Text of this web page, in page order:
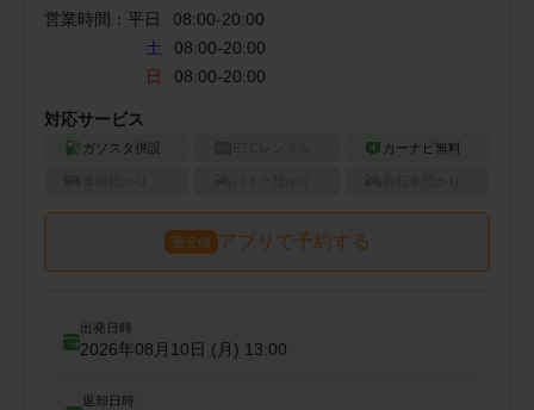
営業時間： 平日 08:00-20:00
土
08:00-20:00
日
08:00-20:00
対応サービス
ガソスタ併設 カーナビ無料
最安値 アプリで予約する
出発日時
2026年08月10日 (月) 13:00
返却日時